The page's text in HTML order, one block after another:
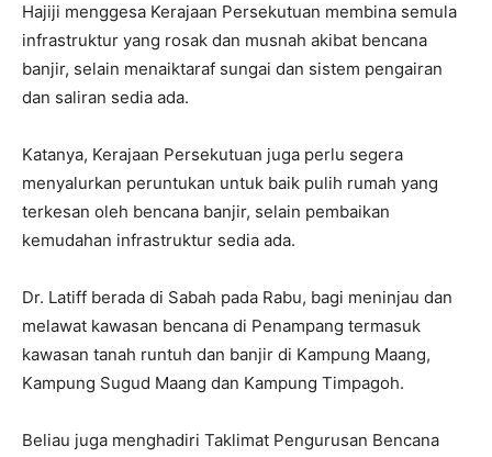
Hajiji menggesa Kerajaan Persekutuan membina semula
infrastruktur yang rosak dan musnah akibat bencana
banjir, selain menaiktaraf sungai dan sistem pengairan
dan saliran sedia ada.
Katanya, Kerajaan Persekutuan juga perlu segera
menyalurkan peruntukan untuk baik pulih rumah yang
terkesan oleh bencana banjir, selain pembaikan
kemudahan infrastruktur sedia ada.
Dr. Latiff berada di Sabah pada Rabu, bagi meninjau dan
melawat kawasan bencana di Penampang termasuk
kawasan tanah runtuh dan banjir di Kampung Maang,
Kampung Sugud Maang dan Kampung Timpagoh.
Beliau juga menghadiri Taklimat Pengurusan Bencana